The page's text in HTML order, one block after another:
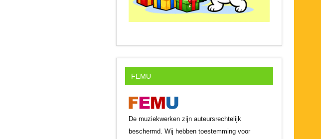
FEMU
De muziekwerken zijn auteursrechtelijk
beschermd. Wij hebben toestemming voor